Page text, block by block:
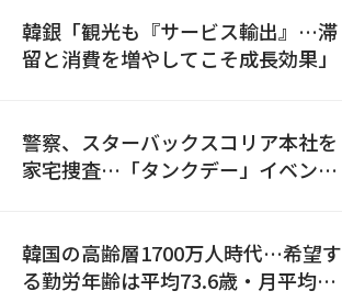
韓銀「観光も『サービス輸出』…滞
留と消費を増やしてこそ成長効果」
警察、スターバックスコリア本社を
家宅捜査…「タンクデー」イベント
韓国の高齢層1700万人時代…希望す
る勤労年齢は平均73.6歳・月平均賃